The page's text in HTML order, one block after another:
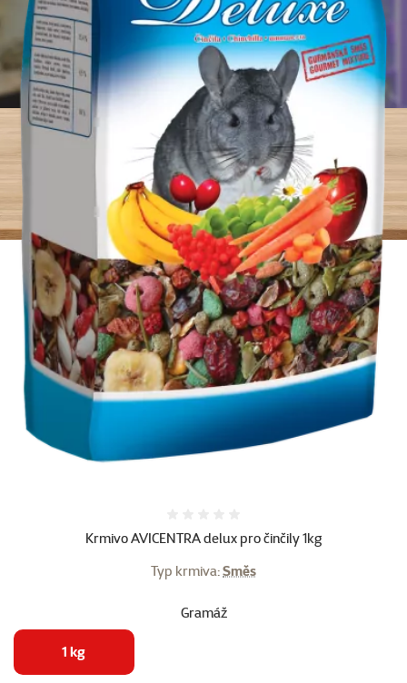
Krmivo AVICENTRA delux pro činčily 1kg
Typ krmiva:Směs
Gramáž
1 kg